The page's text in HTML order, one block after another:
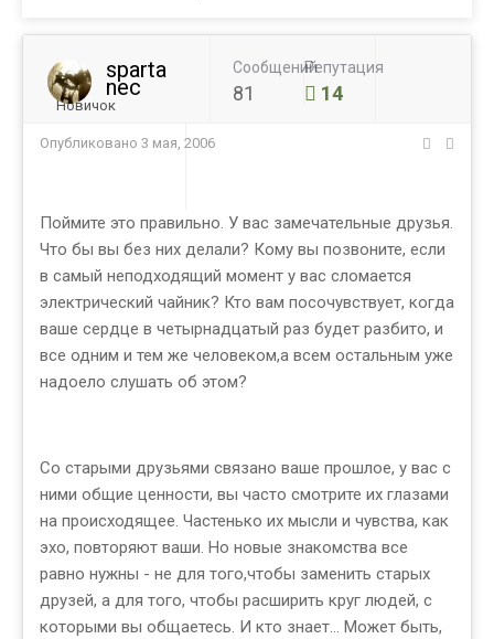
sparta
nec
Новичок
Сообщений
81
Репутация
14
Опубликовано 3 мая, 2006
Поймите это правильно. У вас замечательные друзья.
Что бы вы без них делали? Кому вы позвоните, если
в самый неподходящий момент у вас сломается
электрический чайник? Кто вам посочувствует, когда
ваше сердце в четырнадцатый раз будет разбито, и
все одним и тем же человеком,а всем остальным уже
надоело слушать об этом?
Со старыми друзьями связано ваше прошлое, у вас с
ними общие ценности, вы часто смотрите их глазами
на происходящее. Частенько их мысли и чувства, как
эхо, повторяют ваши. Но новые знакомства все
равно нужны - не для того,чтобы заменить старых
друзей, а для того, чтобы расширить круг людей, с
которыми вы общаетесь. И кто знает... Может быть,